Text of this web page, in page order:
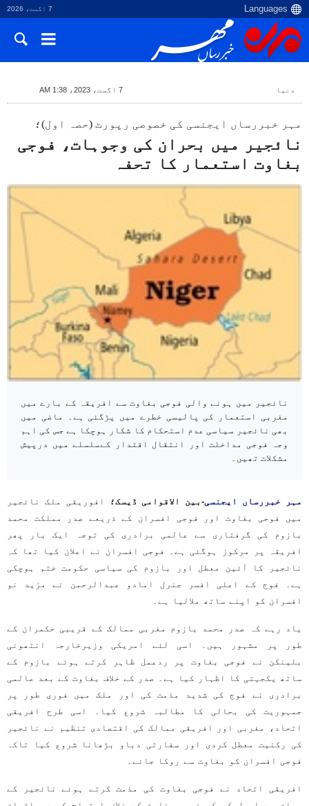
7 اگست، 2026
دنیا 7 اگست، 2023، 1:38 AM
مہر خبررساں ایجنسی کی خصوصی رپورٹ (حصہ اول)؛
نائجیر میں بحران کی وجوہات، فوجی
بغاوت استعمار کا تحفہ
نائجیر میں ہونے والی فوجی بغاوت سے افریقہ کے بارے میں
مغربی استعمار کی پالیسی خطرے میں پڑگئی ہے۔ ماضی میں
بھی نائجیر سیاسی عدم استحکام کا شکار ہوچکا ہے جس کی اہم
وجہ فوجی مداخلت اور انتقال اقتدار کےسلسلے میں درپیش
مشکلات تھیں۔
مہر خبررساں ایجنسی-بین الاقوامی ڈیسک؛
افوریقی ملک نائجیر
میں فوجی بغاوت اور فوجی افسران کے ذریعے صدر مملکت محمد
بازوم کی گرفتاری سے عالمی برادری کی توجہ ایک بار پھر
افریقہ پر مرکوز ہوگئی ہے۔ فوجی افسران نے اعلان کیا تھا کہ
نائجیر کا آئین معطل اور بازوم کی سیاسی حکومت ختم ہوچکی
ہے۔ فوج کے اعلی افسر جنرل امادو عبدالرحمن نے مزید نو
افسران کو اپنے ساتھ ملالیا ہے۔
یاد رہے کہ صدر محمد بازوم مغربی ممالک کے قریبی حکمران کے
طور پر مشہور ہیں۔ اسی لئے امریکی وزیرخارجہ انتھونی
بلینکن نے فوجی بغاوت پر ردعمل ظاہر کرتے ہوئے بازوم کے
ساتھ یکجہتی کا اظہار کیا ہے۔ صدر کے خلاف بغاوت کے بعد عالمی
برادری نے فوج کی شدید مذمت کی اور ملک میں فوری طور پر
جمہوریت کی بحالی کا مطالبہ شروع کیا۔ اسی طرح افریقی
اتحاد، مغربی اور افریقی ممالک کی اقتصادی تنظیم نے نائجیر
کی رکنیت معطل کردی اور سفارتی دباو بڑھانا شروع کیا تاکہ
فوجی افسران کو بغاوت سے روکا جائے۔
افریقی اتحاد نے فوجی بغاوت کی مذمت کرتے ہوئے نائجیر کے